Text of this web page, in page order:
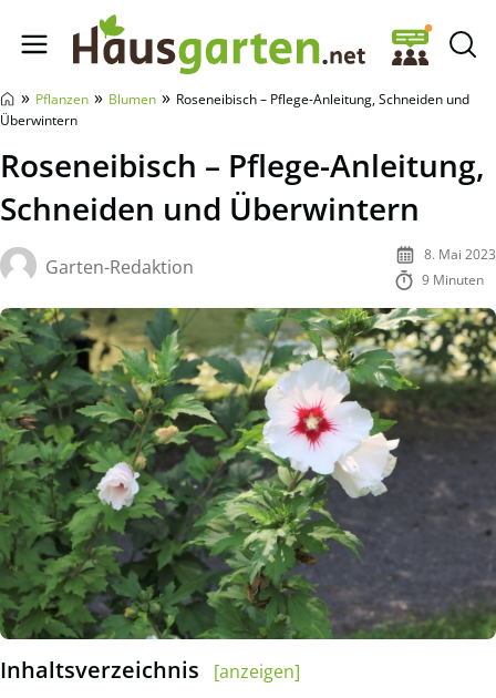
Hausgarten.net
» Pflanzen » Blumen » Roseneibisch – Pflege-Anleitung, Schneiden und
Überwintern
Roseneibisch – Pflege-Anleitung,
Schneiden und Überwintern
Garten-Redaktion
8. Mai 2023
9 Minuten
Inhaltsverzeichnis
[anzeigen]